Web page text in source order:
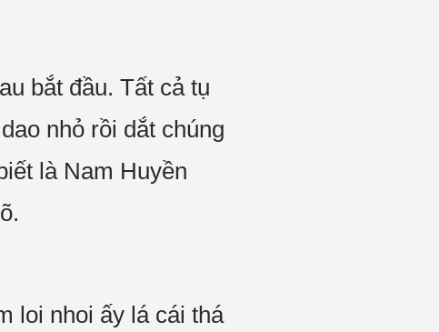
bắt đầu. Tất cả tụ
nhỏ rồi dắt chúng
là Nam Huyền
loi nhoi ấy lá cái thá